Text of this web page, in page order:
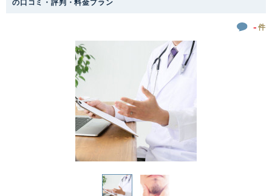
の口コミ・評判・料金プラン
- 件
エリアから最寄りサロンを探す
北海道・東北
青森県 岩手県
山形県 福島県